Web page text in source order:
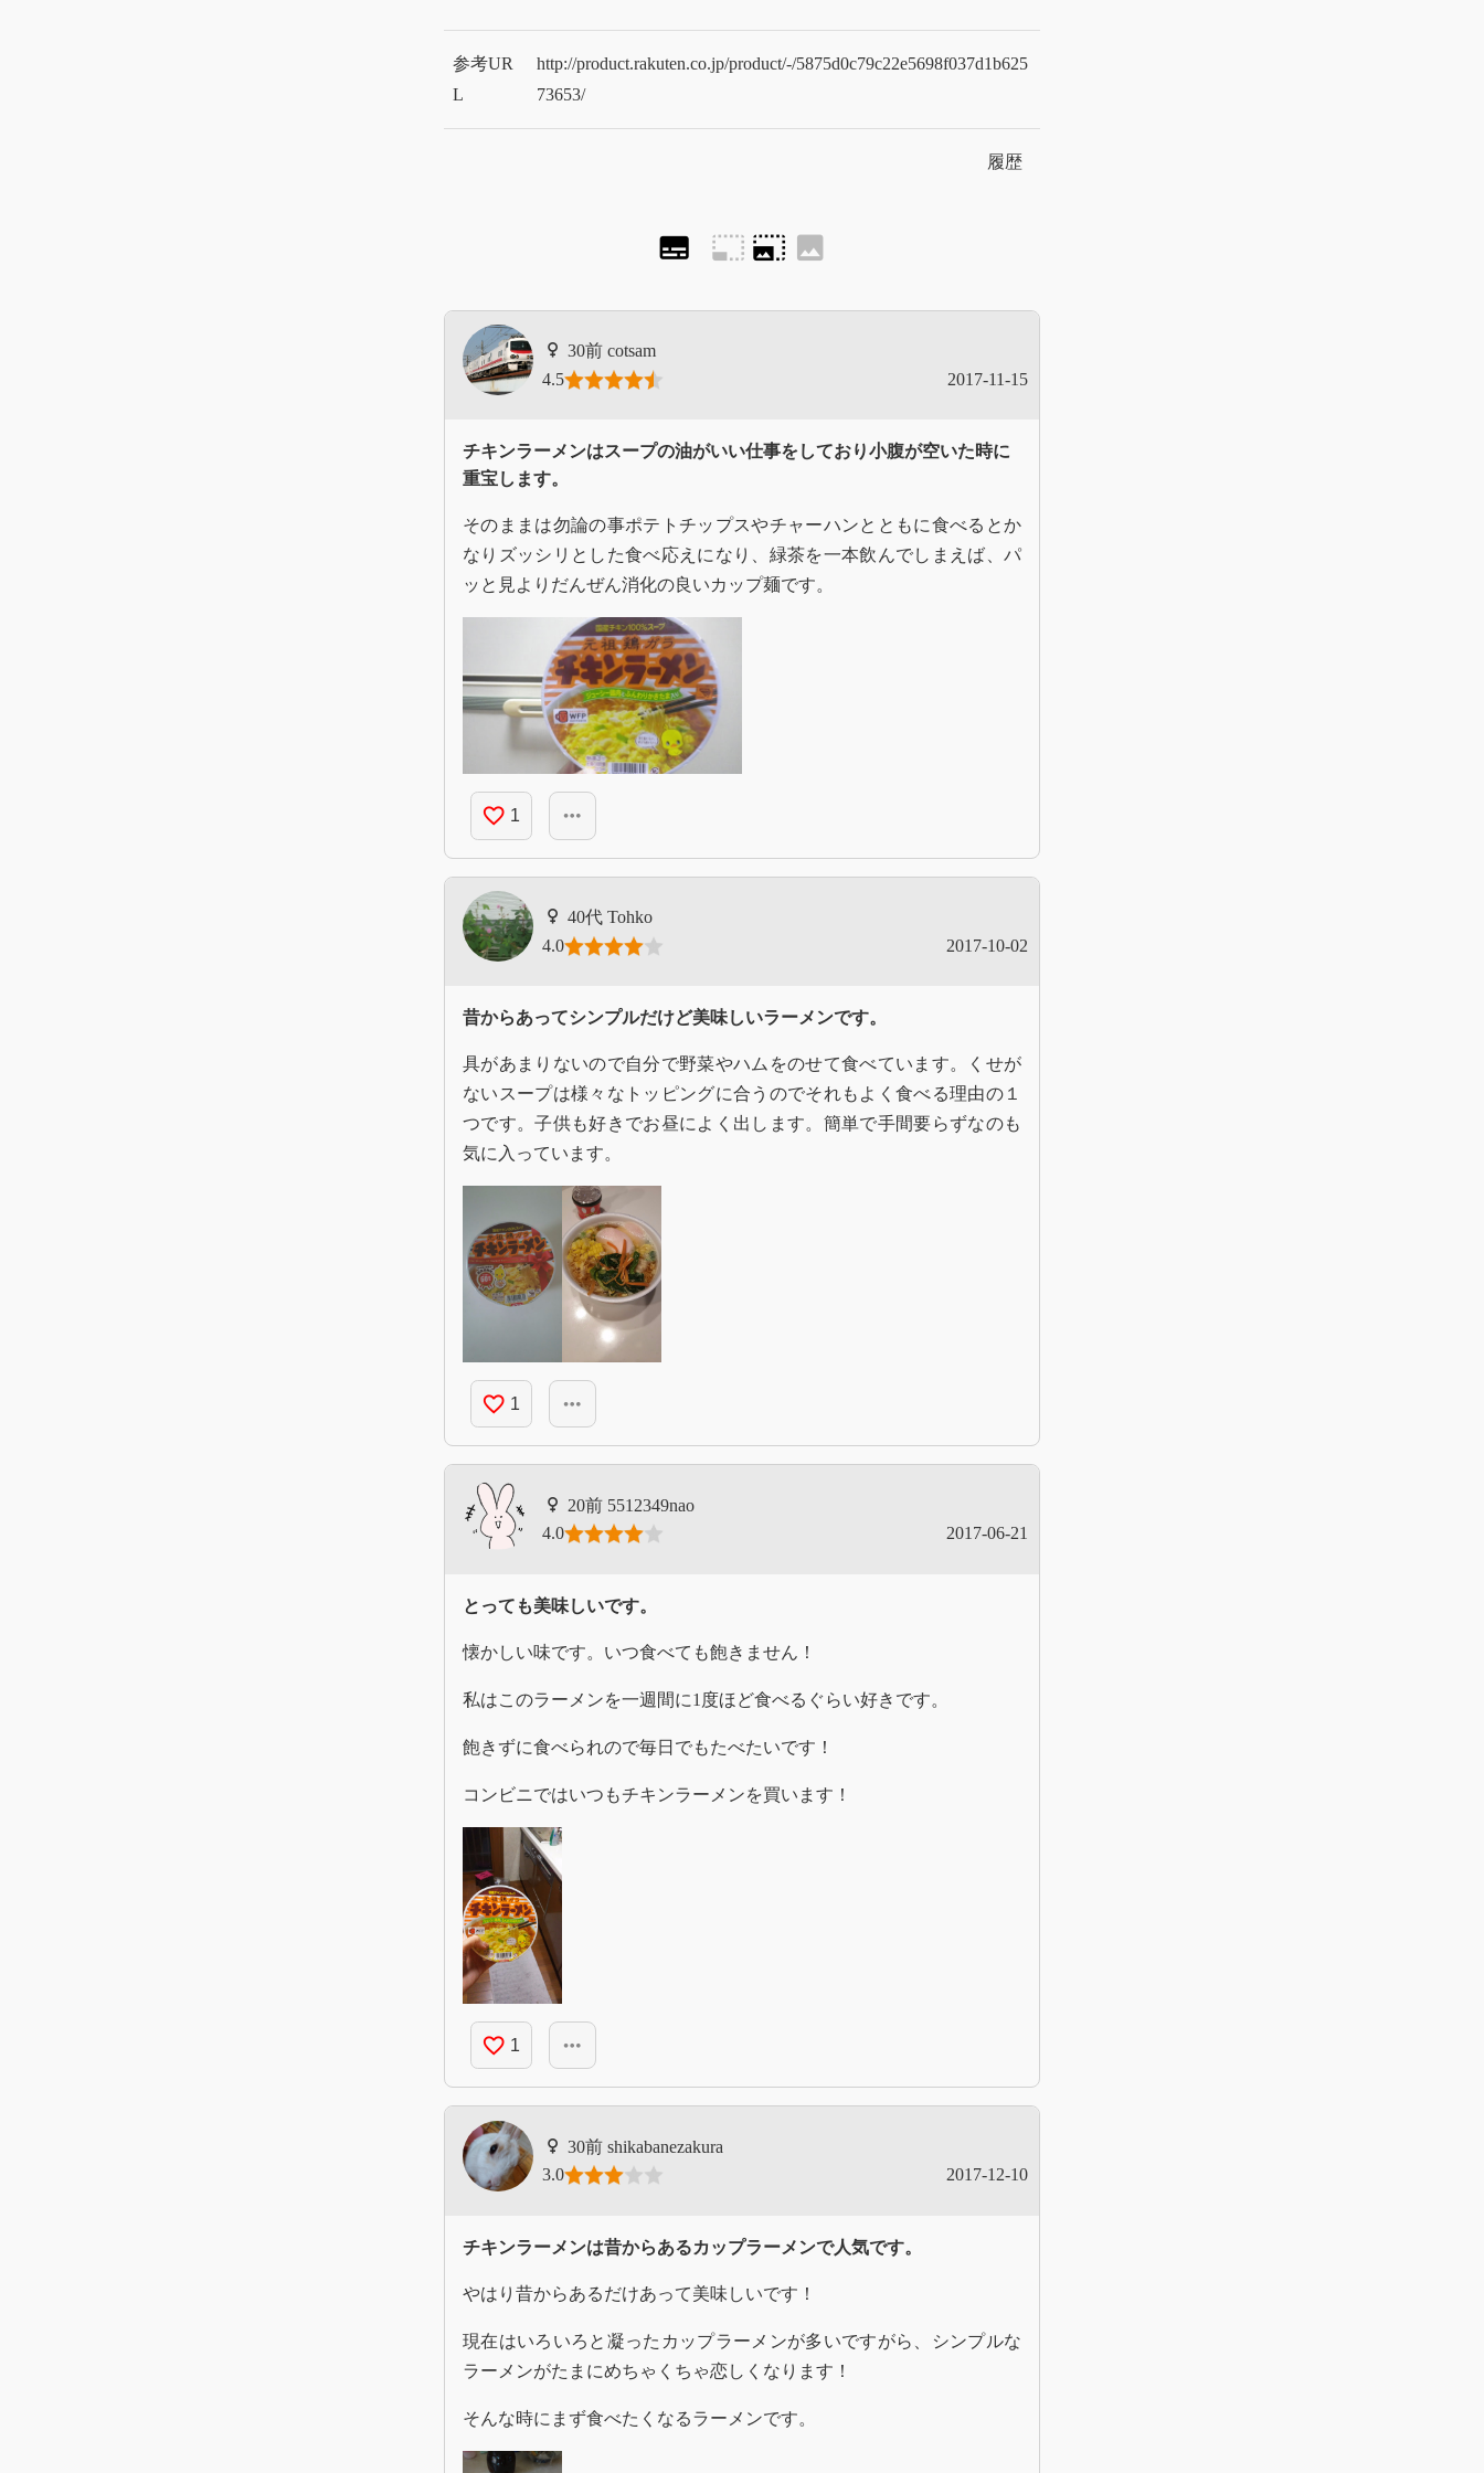
参考UR
L
http://product.rakuten.co.jp/product/-/5875d0c79c22e5698f037d1b625
73653/
履歴
subtitles photo_size_select_small photo_size_select_large image
cotsam
4.5
2017-11-15
チキンラーメンはスープの油がいい仕事をしており小腹が空いた時に
重宝します。
そのままは勿論の事ポテトチップスやチャーハンとともに食べるとか
なりズッシリとした食べ応えになり、緑茶を一本飲んでしまえば、パ
ッと見よりだんぜん消化の良いカップ麺です。
favorite_border 1 more_horiz
Tohko
4.0
2017-10-02
昔からあってシンプルだけど美味しいラーメンです。
具があまりないので自分で野菜やハムをのせて食べています。くせが
ないスープは様々なトッピングに合うのでそれもよく食べる理由の１
つです。子供も好きでお昼によく出します。簡単で手間要らずなのも
気に入っています。
favorite_border 1 more_horiz
5512349nao
4.0
2017-06-21
とっても美味しいです。
懐かしい味です。いつ食べても飽きません！
私はこのラーメンを一週間に1度ほど食べるぐらい好きです。
飽きずに食べられので毎日でもたべたいです！
コンビニではいつもチキンラーメンを買います！
favorite_border 1 more_horiz
shikabanezakura
3.0
2017-12-10
チキンラーメンは昔からあるカップラーメンで人気です。
やはり昔からあるだけあって美味しいです！
現在はいろいろと凝ったカップラーメンが多いですがら、シンプルな
ラーメンがたまにめちゃくちゃ恋しくなります！
そんな時にまず食べたくなるラーメンです。